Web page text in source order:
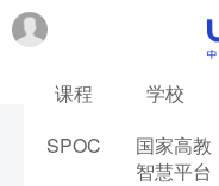
课程 学校
SPOC
国家高教
智慧平台